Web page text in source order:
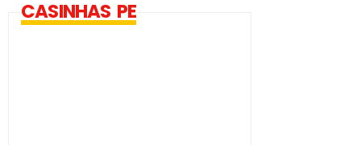
CASINHAS PE